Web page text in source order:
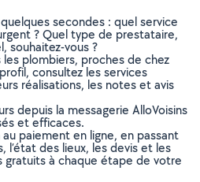
secondes : quel service
? Quel type de prestataire,
souhaitez-vous ?
plombiers, proches de chez
consultez les services
réalisations, les notes et avis
depuis la messagerie AlloVoisins
et efficaces.
paiement en ligne, en passant
l’état des lieux, les devis et les
gratuits à chaque étape de votre